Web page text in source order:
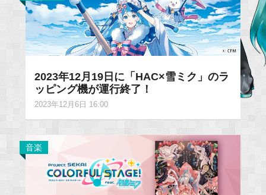
2023年12月19日に「HAC×雪ミク」のラ
ッピング機が運行終了！
2023年12月6日 16:00
音楽